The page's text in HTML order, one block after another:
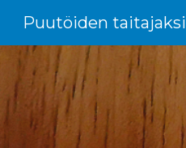
Puutöiden taitajaksi